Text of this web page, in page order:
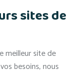
sites de
meilleur site de
besoins, nous